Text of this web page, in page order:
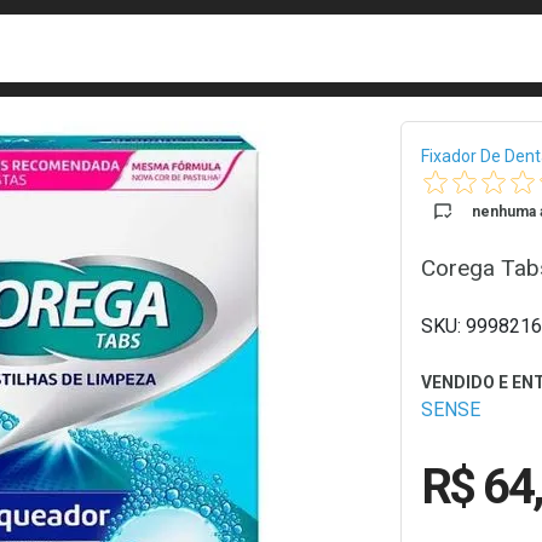
Fixador De
nenhuma
Corega
SENSE
R$